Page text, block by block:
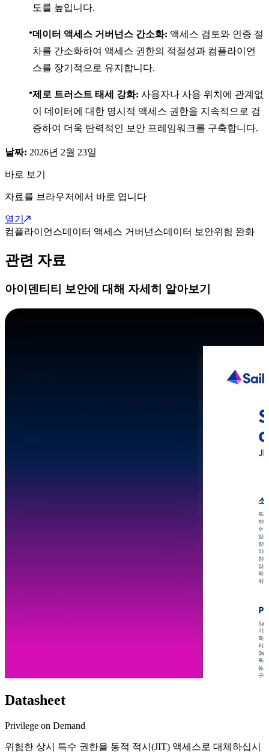
도를 높입니다.
데이터 액세스 거버넌스 간소화: 액세스 검토와 인증 절
차를 간소화하여 액세스 권한의 적절성과 컴플라이언
스를 장기적으로 유지합니다.
제로 트러스트 태세 강화: 사용자나 사용 위치에 관계없
이 데이터에 대한 명시적 액세스 권한을 지속적으로 검
증하여 더욱 탄력적인 보안 프레임워크를 구축합니다.
날짜: 2026년 2월 23일
바로 보기
자료를 브라우저에서 바로 엽니다
열기
컴플라이언스데이터 액세스 거버넌스데이터 보안위험 완화
관련 자료
아이덴티티 보안에 대해 자세히 알아보기
Datasheet
Privilege on Demand
위험한 상시 특수 권한을 동적 적시(JIT) 액세스로 대체하십시